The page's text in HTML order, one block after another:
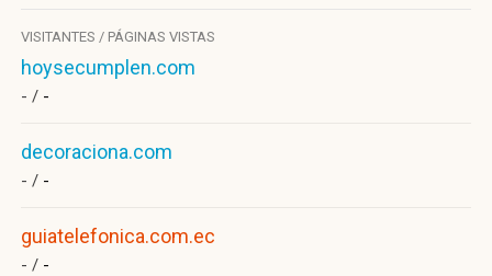
VISITANTES / PÁGINAS VISTAS
hoysecumplen.com
- / -
decoraciona.com
- / -
guiatelefonica.com.ec
- / -